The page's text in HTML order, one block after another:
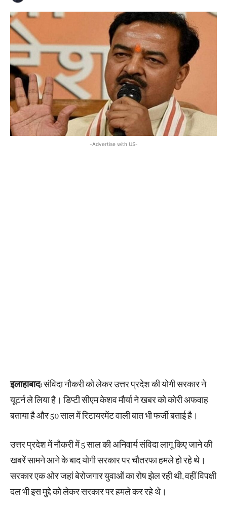
-Advertise with US-
इलाहाबाद:संविदा नौकरी को लेकर उत्तर प्रदेश की योगी सरकार ने
यूटर्न ले लिया है। डिप्टी सीएम केशव मौर्या ने खबर को कोरी अफवाह
बताया है और 50 साल में रिटायरमेंट वाली बात भी फर्जी बताई है।
उत्तर प्रदेश में नौकरी में 5 साल की अनिवार्य संविदा लागू किए जाने की
खबरें सामने आने के बाद योगी सरकार पर चौतरफा हमले हो रहे थे।
सरकार एक ओर जहां बेरोजगार युवाओं का रोष झेल रही थी, वहीं विपक्षी
दल भी इस मुद्दे को लेकर सरकार पर हमले कर रहे थे।